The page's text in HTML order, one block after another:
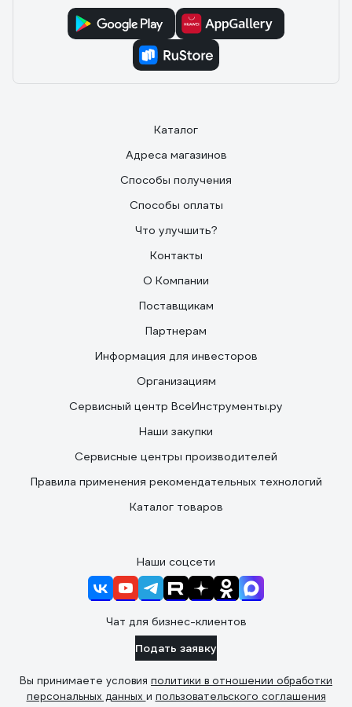
Каталог
Адреса магазинов
Способы получения
Способы оплаты
Что улучшить?
Контакты
О Компании
Поставщикам
Партнерам
Информация для инвесторов
Организациям
Сервисный центр ВсеИнструменты.ру
Наши закупки
Сервисные центры производителей
Правила применения рекомендательных технологий
Каталог товаров
Наши соцсети
Чат для бизнес-клиентов
Подать заявку
Вы принимаете условия политики в отношении обработки
персональных данных и пользовательского соглашения